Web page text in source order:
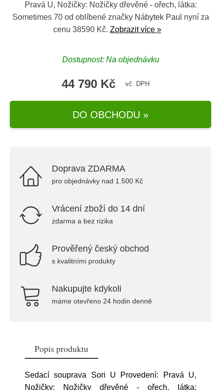
Pravá U, Nožičky: Nožičky dřevěné - ořech, látka:
Sometimes 70 od oblíbené značky Nábytek Paul nyní za
cenu 38590 Kč. Zobrazit více »
Dostupnost: Na objednávku
44 790 Kč vč. DPH
DO OBCHODU »
Doprava ZDARMA
pro objednávky nad 1.500 Kč
Vrácení zboží do 14 dní
zdarma a bez rizika
Prověřený český obchod
s kvalitními produkty
Nakupujte kdykoli
máme otevřeno 24 hodin denně
Popis produktu
Sedací souprava Sori U Provedení: Pravá U,
Nožičky: Nožičky dřevěné - ořech, látka: